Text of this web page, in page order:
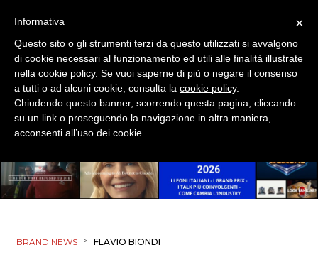
BRAND NEWS > FLAVIO BIONDI
×
Informativa
Questo sito o gli strumenti terzi da questo utilizzati si avvalgono
di cookie necessari al funzionamento ed utili alle finalità illustrate
nella cookie policy. Se vuoi saperne di più o negare il consenso
a tutti o ad alcuni cookie, consulta la cookie policy.
Chiudendo questo banner, scorrendo questa pagina, cliccando
su un link o proseguendo la navigazione in altra maniera,
acconsenti all’uso dei cookie.